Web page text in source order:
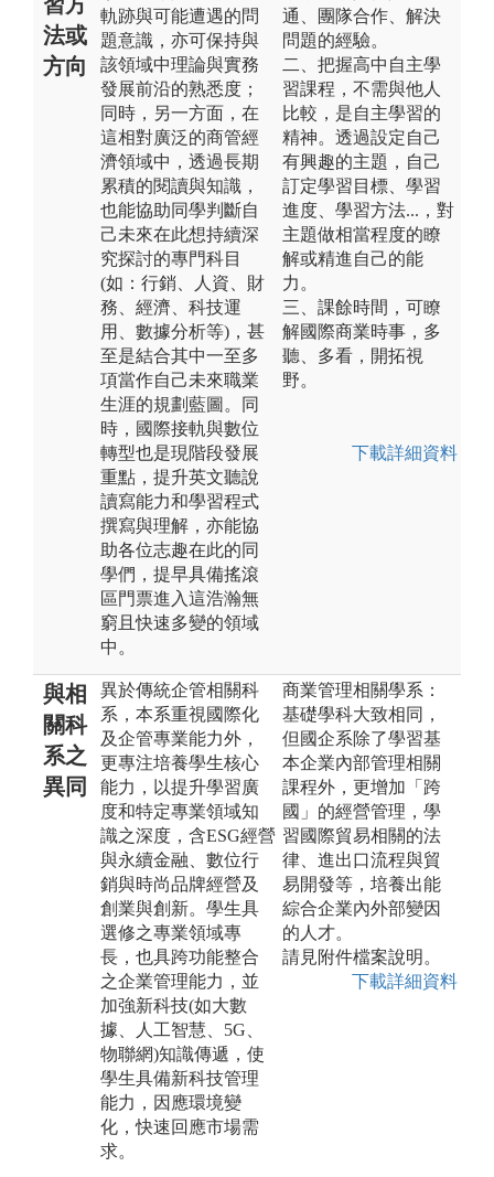
法或
方向
軌跡與可能遭遇的問
題意識，亦可保持與
該領域中理論與實務
發展前沿的熟悉度；
同時，另一方面，在
這相對廣泛的商管經
濟領域中，透過長期
累積的閱讀與知識，
也能協助同學判斷自
己未來在此想持續深
究探討的專門科目
(如：行銷、人資、財
務、經濟、科技運
用、數據分析等)，甚
至是結合其中一至多
項當作自己未來職業
生涯的規劃藍圖。同
時，國際接軌與數位
轉型也是現階段發展
重點，提升英文聽說
讀寫能力和學習程式
撰寫與理解，亦能協
助各位志趣在此的同
學們，提早具備搖滾
區門票進入這浩瀚無
窮且快速多變的領域
中。
通、團隊合作、解決
問題的經驗。
二、把握高中自主學
習課程，不需與他人
比較，是自主學習的
精神。透過設定自己
有興趣的主題，自己
訂定學習目標、學習
進度、學習方法...，對
主題做相當程度的瞭
解或精進自己的能
力。
三、課餘時間，可瞭
解國際商業時事，多
聽、多看，開拓視
野。
下載詳細資料
與相
關科
系之
異同
異於傳統企管相關科
系，本系重視國際化
及企管專業能力外，
更專注培養學生核心
能力，以提升學習廣
度和特定專業領域知
識之深度，含ESG經營
與永續金融、數位行
銷與時尚品牌經營及
創業與創新。學生具
選修之專業領域專
長，也具跨功能整合
之企業管理能力，並
加強新科技(如大數
據、人工智慧、5G、
物聯網)知識傳遞，使
學生具備新科技管理
能力，因應環境變
化，快速回應市場需
求。
商業管理相關學系：
基礎學科大致相同，
但國企系除了學習基
本企業內部管理相關
課程外，更增加「跨
國」的經營管理，學
習國際貿易相關的法
律、進出口流程與貿
易開發等，培養出能
綜合企業內外部變因
的人才。
請見附件檔案說明。
下載詳細資料